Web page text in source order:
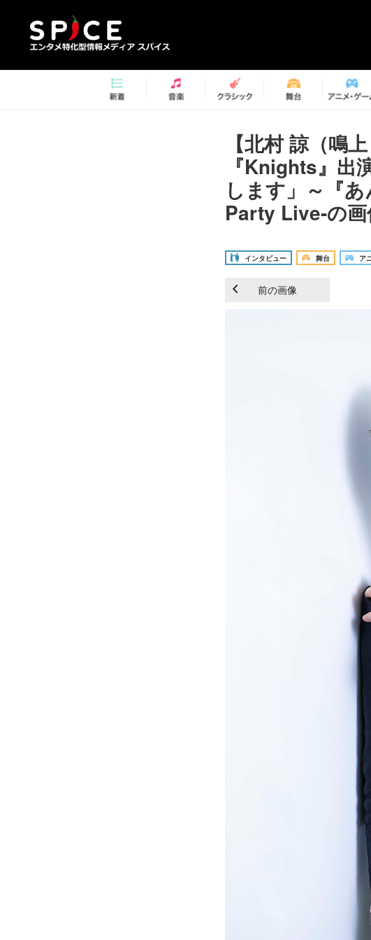
【北村 諒（鳴
『Knights』出
します」～『
Party Live-の
インタビュー 舞台 ア
前の画像